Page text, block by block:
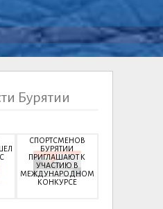
Бурятии
СПОРТСМЕНОВ
БУРЯТИИ
ПРИГЛАШАЮТ К
УЧАСТИЮ В
МЕЖДУНАРОДНОМ
КОНКУРСЕ